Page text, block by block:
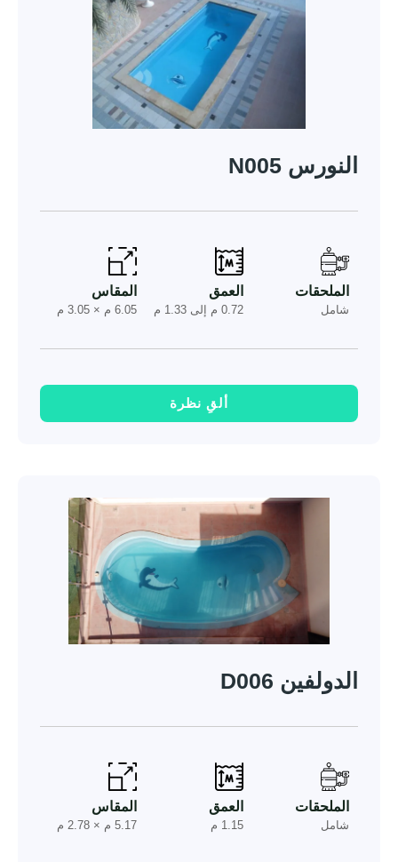
النورس N005
الملحقات
شامل
العمق
0.72 م إلى 1.33 م
المقاس
6.05 م × 3.05 م
ألقِ نظرة
الدولفين D006
الملحقات
شامل
العمق
1.15 م
المقاس
5.17 م × 2.78 م